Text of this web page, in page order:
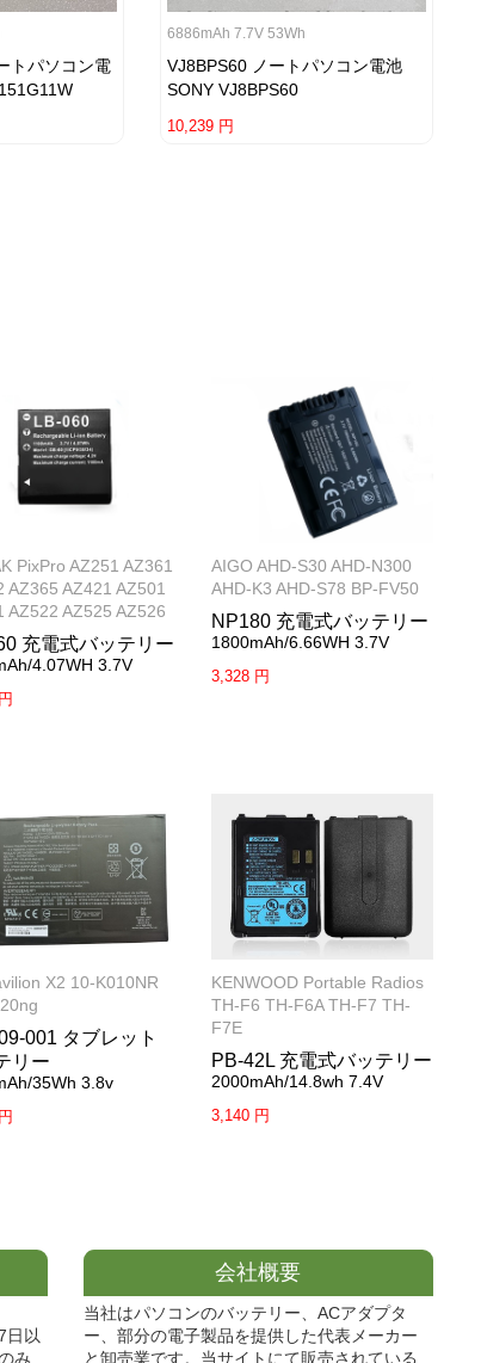
トパソコン電
6886mAh 7.7V 53Wh
VJ8BPS60 ノートパソコン電池
SONY VJ8BPS60
10,239 円
PixPro AZ251 AZ361
AZ365 AZ421 AZ501
AZ522 AZ525 AZ526
充電式バッテリー
4.07WH 3.7V
AIGO AHD-S30 AHD-N300
AHD-K3 AHD-S78 BP-FV50
NP180 充電式バッテリー
1800mAh/6.66WH 3.7V
3,328 円
X2 10-K010NR
001 タブレット
リー
35Wh 3.8v
KENWOOD Portable Radios
TH-F6 TH-F6A TH-F7 TH-
F7E
PB-42L 充電式バッテリー
2000mAh/14.8wh 7.4V
3,140 円
日以
み
会社概要
当社はパソコンのバッテリー、ACアダプタ
ー、部分の電子製品を提供した代表メーカー
と卸売業です。当サイトにて販売されている